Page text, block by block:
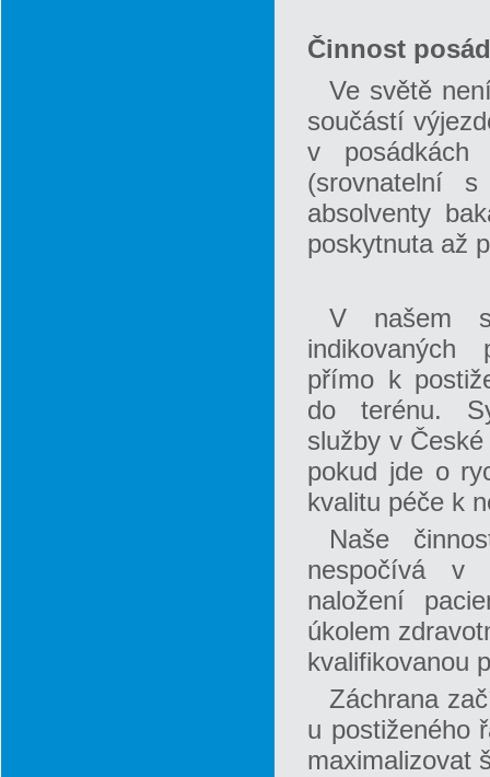
Činnost
Ve světě
součástí
v posádkách
(srovnatelní
absolventy
poskytnuta až
V našem
indikovaných
přímo k
do terénu.
služby v
pokud jde o
kvalitu péče k
Naše
nespočívá v
naložení
úkolem
kvalifikovanou
Záchrana
u postiženého
maximalizovat